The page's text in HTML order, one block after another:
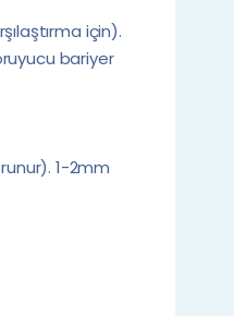
için).
bariyer
1-2mm